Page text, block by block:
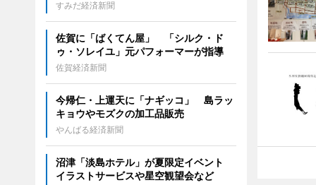
すみだ経済新聞
佐賀に「ばくてん屋」 「シルク・ド
ゥ・ソレイユ」元パフォーマーが指導
佐賀経済新聞
今帰仁・上運天に「ナギッコ」 島ラッ
キョウやモズクの加工品販売
やんばる経済新聞
沼津「淡島ホテル」が夏限定イベント
イラストサービスや星空観望会など